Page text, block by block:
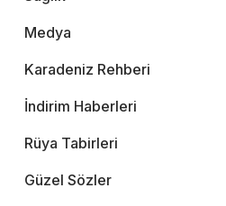
Medya
Karadeniz Rehberi
İndirim Haberleri
Rüya Tabirleri
Güzel Sözler